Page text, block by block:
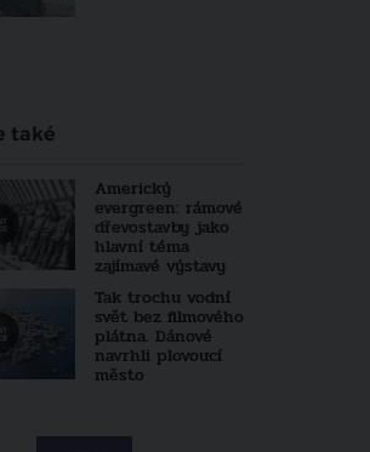
také
Americký
evergreen: rámové
dřevostavby jako
hlavní téma
zajímavé výstavy
Tak trochu vodní
svět bez filmového
plátna. Dánové
navrhli plovoucí
město